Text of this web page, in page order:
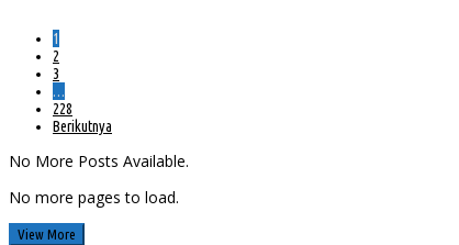
1
2
3
…
228
Berikutnya
No More Posts Available.
No more pages to load.
View More